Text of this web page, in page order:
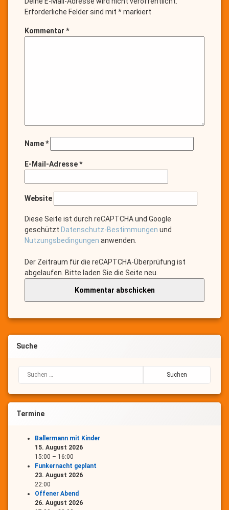
admin Monitor
Categories:Infoblog
Erforderliche Felder sind mit *markiert
Kommentar *
Name*
E-Mail-Adresse*
Website
Diese Seite ist durch reCAPTCHA und Google
geschützt Datenschutz-Bestimmungen und
Nutzungsbedingungen anwenden.
Der Zeitraum für die reCAPTCHA-Überprüfung ist
abgelaufen. Bitte laden Sie die Seite neu.
Suche
Suchen nach:
Termine
Ballermann mit Kinder
15. August 2026
15:00 – 16:00
Funkernacht geplant
23. August 2026
22:00
Offener Abend
26. August 2026